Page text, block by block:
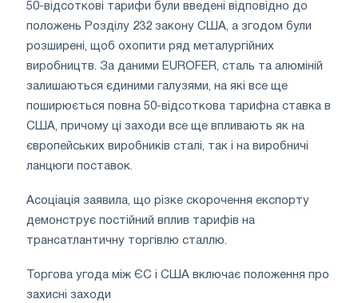
50-відсоткові тарифи були введені відповідно до
положень Розділу 232 закону США, а згодом були
розширені, щоб охопити ряд металургійних
виробництв. За даними EUROFER, сталь та алюміній
залишаються єдиними галузями, на які все ще
поширюється повна 50-відсоткова тарифна ставка в
США, причому ці заходи все ще впливають як на
європейських виробників сталі, так і на виробничі
ланцюги поставок.
Асоціація заявила, що різке скорочення експорту
демонструє постійний вплив тарифів на
трансатлантичну торгівлю сталлю.
Торгова угода між ЄС і США включає положення про
захисні заходи